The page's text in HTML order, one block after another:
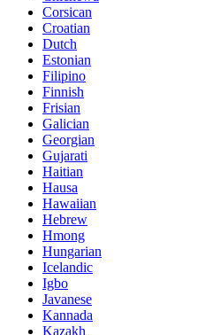
Corsican
Croatian
Dutch
Estonian
Filipino
Finnish
Frisian
Galician
Georgian
Gujarati
Haitian
Hausa
Hawaiian
Hebrew
Hmong
Hungarian
Icelandic
Igbo
Javanese
Kannada
Kazakh